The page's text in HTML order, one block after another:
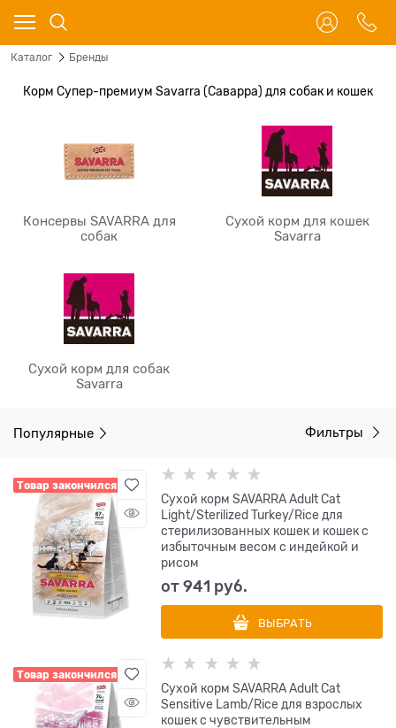
Каталог Бренды
Корм Супер-премиум Savarra (Саварра) для собак и кошек
Консервы SAVARRA для
собак
Сухой корм для кошек
Savarra
Сухой корм для собак
Savarra
Популярные Фильтры
Товар закончился
Сухой корм SAVARRA Adult Cat
Light/Sterilized Turkey/Rice для
стерилизованных кошек и кошек с
избыточным весом с индейкой и
рисом
от941 руб.
ВЫБРАТЬ
Товар закончился
Сухой корм SAVARRA Adult Cat
Sensitive Lamb/Rice для взрослых
кошек с чувствительным